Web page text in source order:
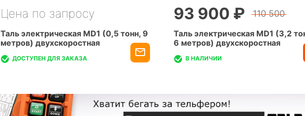
Таль электрическая MD1 (0,5 тонн, 9
метров) двухскоростная
ДОСТУПЕН ДЛЯ ЗАКАЗА
Цена по запросу
Таль электрическая MD1 (3,2
6 метров) двухскоростная
В НАЛИЧИИ
93 900 ₽ 110 500